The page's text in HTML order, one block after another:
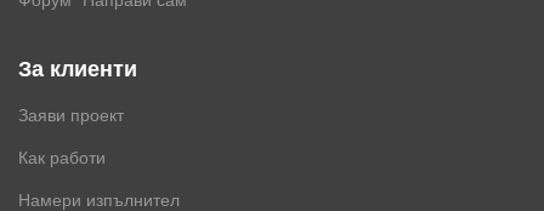
За клиенти
Заяви проект
Как работи
Намери изпълнител